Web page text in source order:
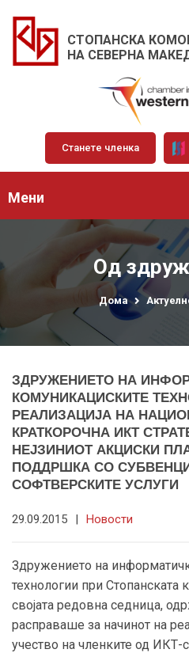
СТОПАНСКА
НА СЕВЕРНА
Станете членка
Мени
Од
Дома
ЗДРУЖЕНИЕТО НА
КОМУНИКАЦИСКИТЕ
РЕАЛИЗАЦИЈА НА
КРАТКОРОЧНА ИКТ
НЕЈЗИНИОТ АКЦИСКИ
ПОДДРШКА СО
СОФТВЕРСКИТЕ УСЛУГИ
29.09.2015 | Новости
Здружението на
технологии при Стопанската
својата редовна седница,
расправаше за начинот на
учество на членките од ИКТ-